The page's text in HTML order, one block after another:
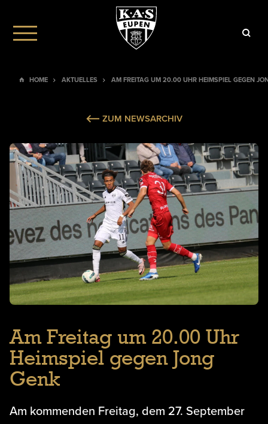
HOME AKTUELLES AM FREITAG UM 20.00 UHR HEIMSPIEL GEGEN
ZUM NEWSARCHIV
Am Freitag um 20.00 Uhr
Heimspiel gegen Jong
Genk
Am kommenden Freitag, dem 27. September